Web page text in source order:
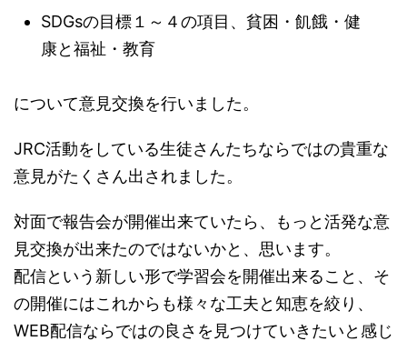
SDGsの目標１～４の項目、貧困・飢餓・健
康と福祉・教育
について意見交換を行いました。
JRC活動をしている生徒さんたちならではの貴重な
意見がたくさん出されました。
対面で報告会が開催出来ていたら、もっと活発な意
見交換が出来たのではないかと、思います。
配信という新しい形で学習会を開催出来ること、そ
の開催にはこれからも様々な工夫と知恵を絞り、
WEB配信ならではの良さを見つけていきたいと感じ